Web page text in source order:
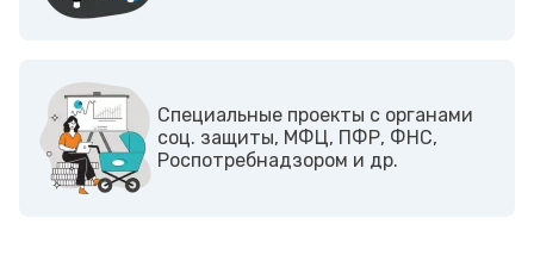
Cпециальные проекты с органами
соц. защиты, МФЦ, ПФР, ФНС,
Роспотребнадзором и др.